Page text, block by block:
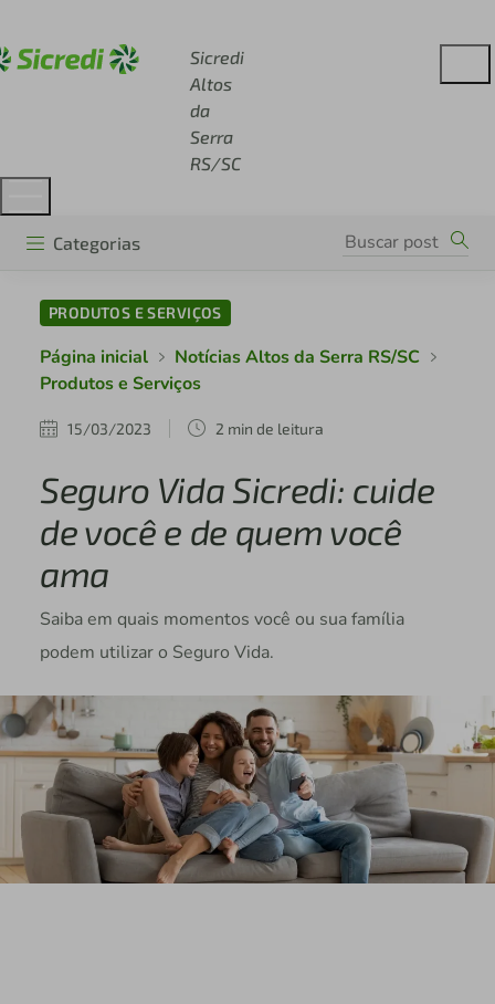
Sicredi
Altos
da
Serra
RS/SC
Categorias
PRODUTOS E SERVIÇOS
Página inicial
Notícias Altos da Serra RS/SC
Produtos e Serviços
15/03/2023 2 min de leitura
Seguro Vida Sicredi: cuide
de você e de quem você
ama
Saiba em quais momentos você ou sua família
podem utilizar o Seguro Vida.